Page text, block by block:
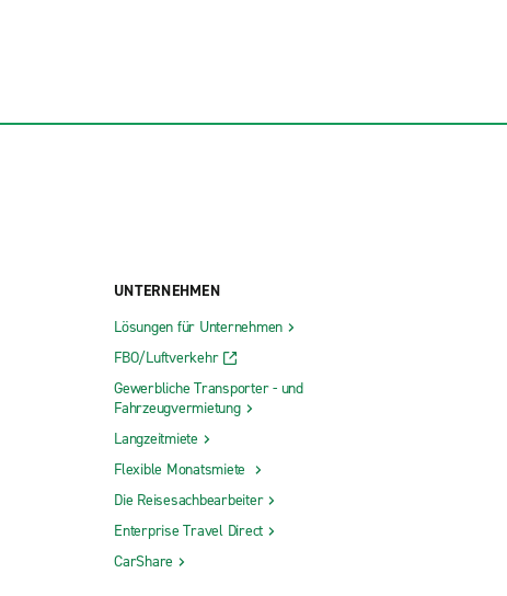
UNTERNEHMEN
Lösungen für Unternehmen
FBO/Luftverkehr
Gewerbliche Transporter - und
Fahrzeugvermietung
Langzeitmiete
Flexible Monatsmiete
Die Reisesachbearbeiter
Enterprise Travel Direct
CarShare